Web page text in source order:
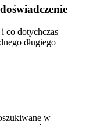
co dotychczas
długiego
w